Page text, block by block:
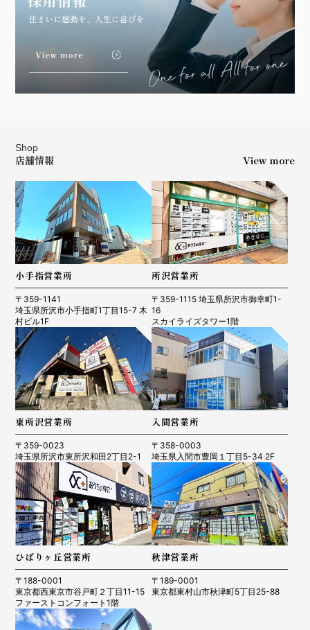
Shop
店舗情報 View more
小手指営業所
〒359-1141
埼玉県所沢市小手指町1丁目15-7 木
村ビル1F
所沢営業所
〒359-1115 埼玉県所沢市御幸町1-
16
スカイライズタワー1階
東所沢営業所
〒359-0023
埼玉県所沢市東所沢和田2丁目2-1
入間営業所
〒358-0003
埼玉県入間市豊岡１丁目5-34 2F
ひばりヶ丘営業所
〒188-0001
東京都西東京市谷戸町２丁目11-15
ファーストコンフォート1階
秋津営業所
〒189-0001
東京都東村山市秋津町5丁目25-88